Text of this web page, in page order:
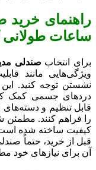
راهنمای خرید
ساعات طولانی
برای انتخاب صندلی
ویژگی‌هایی مانند
نشستن توجه کنید.
دردهای جسمی کمک
قابل تنظیم و دسته‌های
را فراهم کنند. مطمئن
کیفیت ساخته شده است
قبل از خرید، حتماً
آن برای نیازهای خود